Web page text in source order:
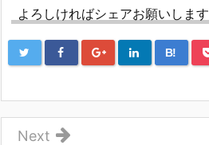
よろしければシェアお願いします
B!
Next